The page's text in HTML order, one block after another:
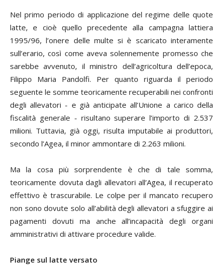
Nel primo periodo di applicazione del regime delle quote
latte, e cioè quello precedente alla campagna lattiera
1995/96, l’onere delle multe si è scaricato interamente
sull’erario, così come aveva solennemente promesso che
sarebbe avvenuto, il ministro dell’agricoltura dell’epoca,
Filippo Maria Pandolfi. Per quanto riguarda il periodo
seguente le somme teoricamente recuperabili nei confronti
degli allevatori - e già anticipate all’Unione a carico della
fiscalità generale - risultano superare l’importo di 2.537
milioni. Tuttavia, già oggi, risulta imputabile ai produttori,
secondo l’Agea, il minor ammontare di 2.263 milioni.
Ma la cosa più sorprendente è che di tale somma,
teoricamente dovuta dagli allevatori all’Agea, il recuperato
effettivo è trascurabile. Le colpe per il mancato recupero
non sono dovute solo all’abilità degli allevatori a sfuggire ai
pagamenti dovuti ma anche all’incapacità degli organi
amministrativi di attivare procedure valide.
Piange sul latte versato